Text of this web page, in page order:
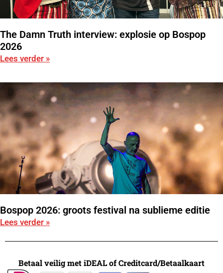
The Damn Truth interview: explosie op Bospop
2026
Lees verder »
Bospop 2026: groots festival na sublieme editie
Lees verder »
Betaal veilig met iDEAL of Creditcard/Betaalkaart